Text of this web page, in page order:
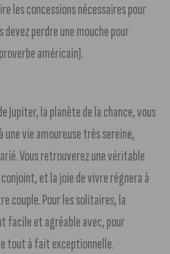
les concessions nécessaires pour
devez perdre une mouche pour
américain).
Jupiter, la planète de la chance, vous
vie amoureuse très sereine,
Vous retrouverez une véritable
et la joie de vivre régnera à
couple. Pour les solitaires, la
facile et agréable avec, pour
tout à fait exceptionnelle.